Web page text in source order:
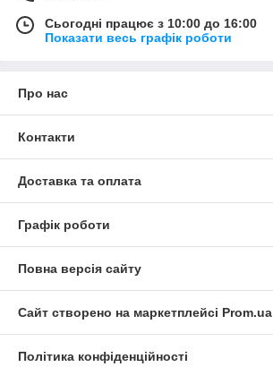
Сьогодні працює з 10:00 до 16:00
Показати весь графік роботи
Про нас
Контакти
Доставка та оплата
Графік роботи
Повна версія сайту
Сайт створено на маркетплейсі Prom.ua
Політика конфіденційності